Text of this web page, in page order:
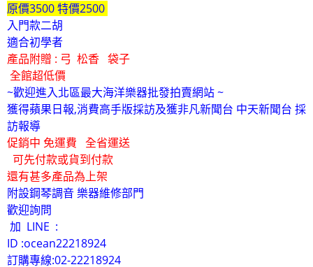
原價3500 特價2500
入門款二胡
適合初學者
產品附贈 : 弓 松香 袋子
全館超低價
~歡迎進入北區最大海洋樂器批發拍賣網站 ~
獲得蘋果日報,消費高手版採訪及獲非凡新聞台 中天新聞台 採
訪報導
促銷中 免運費 全省運送
可先付款或貨到付款
還有甚多產品為上架
附設鋼琴調音 樂器維修部門
歡迎詢問
加 LINE :
ID :ocean22218924
訂購專線:02-22218924